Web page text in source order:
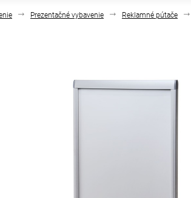
Prezentačné vybavenie Reklamné pútače